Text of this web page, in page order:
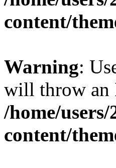
content/
Warning:
will throw an
/home/
content/